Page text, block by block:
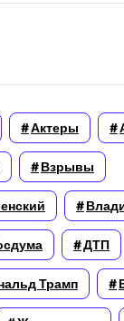
Актеры
Взрывы
ДТП
Трамп